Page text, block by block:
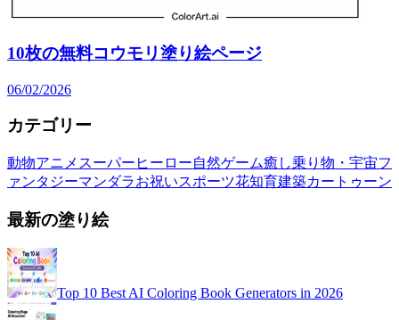
10枚の無料コウモリ塗り絵ページ
06/02/2026
カテゴリー
動物アニメ スーパーヒーロー自然ゲーム癒し乗り物・宇宙フ
ァンタジーマンダラお祝いスポーツ花知育建築カートゥーン
最新の塗り絵
Top 10 Best AI Coloring Book Generators in 2026